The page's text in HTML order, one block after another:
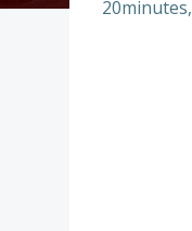
20minutes,